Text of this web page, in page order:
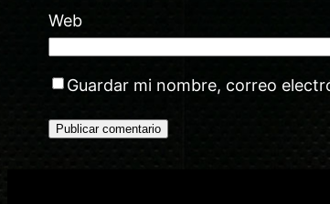
Web
Guardar mi nombre, correo